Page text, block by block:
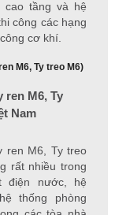
cao tầng và hệ
công các hạng
cơ khí.
ren M6, Ty
Nam
ren M6, Ty treo
rất nhiều trong
điện nước, hệ
thống phòng